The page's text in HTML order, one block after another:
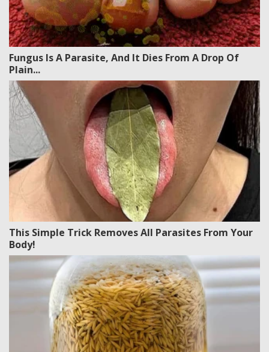
Fungus Is A Parasite, And It Dies From A Drop Of
Plain...
This Simple Trick Removes All Parasites From Your
Body!